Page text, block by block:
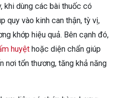
khi dùng các bài thuốc có
quy vào kinh can thận, tỳ vị,
khớp hiệu quả. Bên cạnh đó,
huyệt hoặc diện chẩn giúp
nơi tổn thương, tăng khả năng